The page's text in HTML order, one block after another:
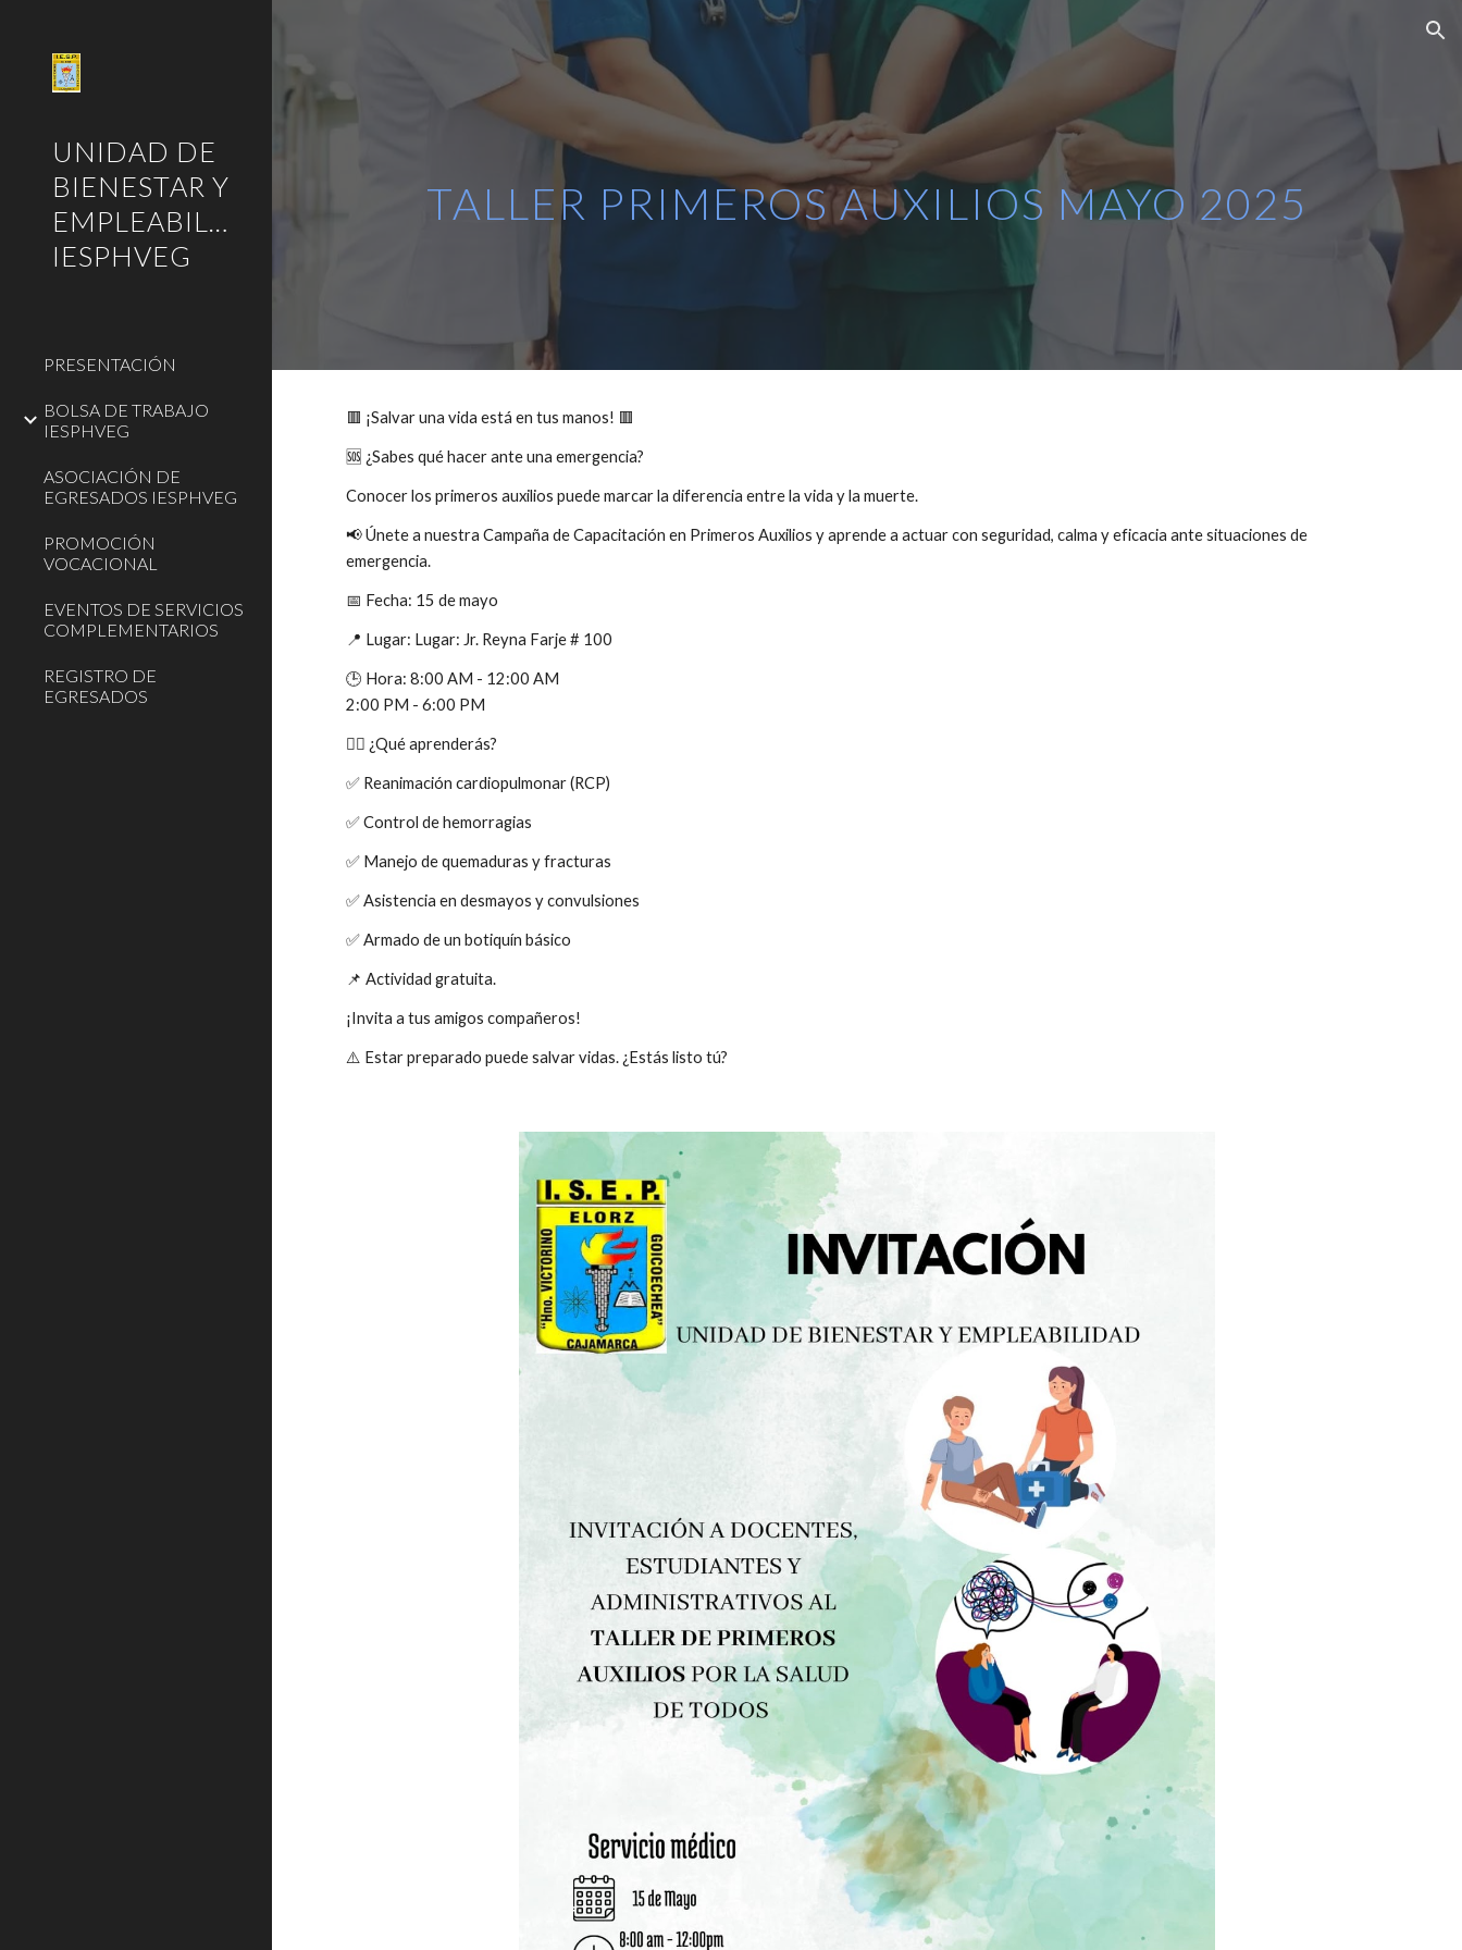
Skip to main content Skip to navigation
UNIDAD DE
BIENESTAR Y
EMPLEABILIDAD
IESPHVEG
PRESENTACIÓN
BOLSA DE TRABAJO
IESPHVEG
ASOCIACIÓN DE
EGRESADOS IESPHVEG
PROMOCIÓN
VOCACIONAL
EVENTOS DE SERVICIOS
COMPLEMENTARIOS
REGISTRO DE
EGRESADOS
TALLER PRIMEROS AUXILIOS MAYO 2025
🟥 ¡Salvar una vida está en tus manos! 🟥
🆘 ¿Sabes qué hacer ante una emergencia?
Conocer los primeros auxilios puede marcar la diferencia entre la vida y la muerte.
📢 Únete a nuestra Campaña de Capacitación en Primeros Auxilios y aprende a actuar con seguridad, calma y eficacia ante situaciones de
emergencia.
📅 Fecha: 15 de mayo
📍 Lugar: Lugar: Jr. Reyna Farje # 100
🕒 Hora: 8:00 AM - 12:00 AM
2:00 PM - 6:00 PM
👨‍⚕️ ¿Qué aprenderás?
✅ Reanimación cardiopulmonar (RCP)
✅ Control de hemorragias
✅ Manejo de quemaduras y fracturas
✅ Asistencia en desmayos y convulsiones
✅ Armado de un botiquín básico
📌 Actividad gratuita.
¡Invita a tus amigos compañeros!
⚠️ Estar preparado puede salvar vidas. ¿Estás listo tú?